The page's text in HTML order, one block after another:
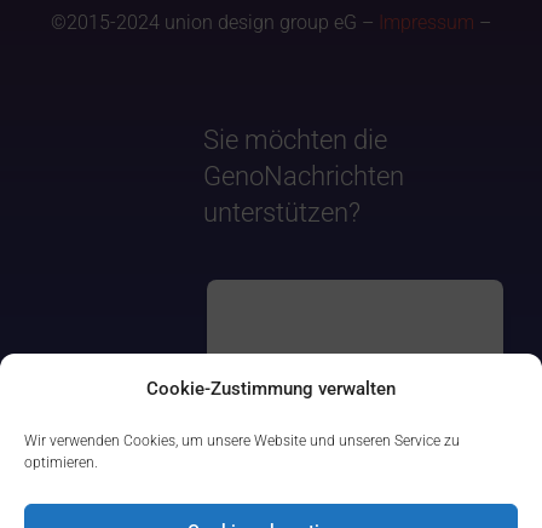
Cookie-Zustimmung verwalten
Wir verwenden Cookies, um unsere Website und unseren Service zu
optimieren.
©2015-2024 union design group eG – Impressum –
Sie möchten die
GenoNachrichten
unterstützen?